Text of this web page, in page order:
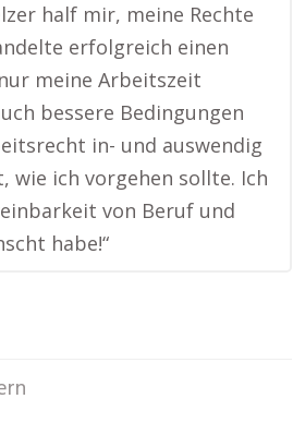
half mir, meine Rechte
erfolgreich einen
meine Arbeitszeit
bessere Bedingungen
in- und auswendig
wie ich vorgehen sollte. Ich
von Beruf und
habe!“